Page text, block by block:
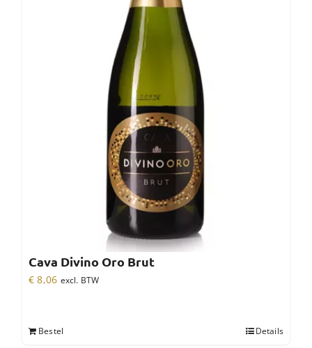
Cava Divino Oro Brut
€ 8,06 excl. BTW
Bestel Details